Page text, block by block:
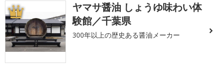
1
ヤマサ醤油 しょうゆ味わい体
験館／千葉県
300年以上の歴史ある醤油メーカー